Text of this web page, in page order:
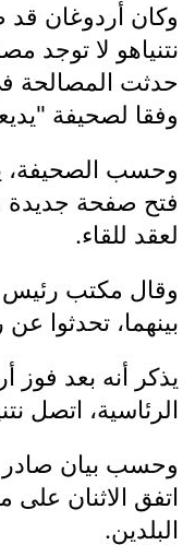
وكان أردوغان
نتنياهو لا توجد
حدثت المصالحة
وفقا لصحيفة
وحسب الصحيفة،
فتح صفحة جديدة
لعقد للقاء.
وقال مكتب رئيس
بينهما، تحدثوا
يذكر أنه بعد فوز
الرئاسية، اتصل
وحسب بيان صادر
اتفق الاثنان على
البلدين.